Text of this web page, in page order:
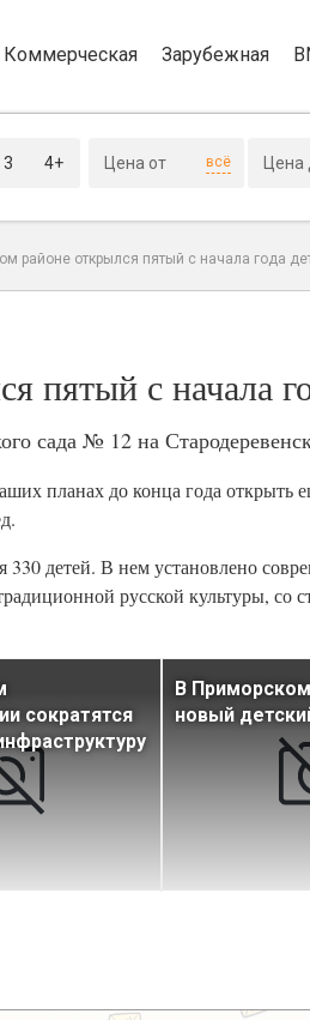
Коммерческая Зарубежная
3 4+ всё
районе открылся пятый с начала года
пятый с начала
сада № 12 на
планах до конца года открыть
330 детей. В нем установлено
русской культуры, со
сократятся
В
новый